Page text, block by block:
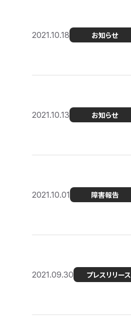
2021.10.18 お知らせ
2021.10.13 お知らせ
2021.10.01 障害報告
2021.09.30 プレスリリース